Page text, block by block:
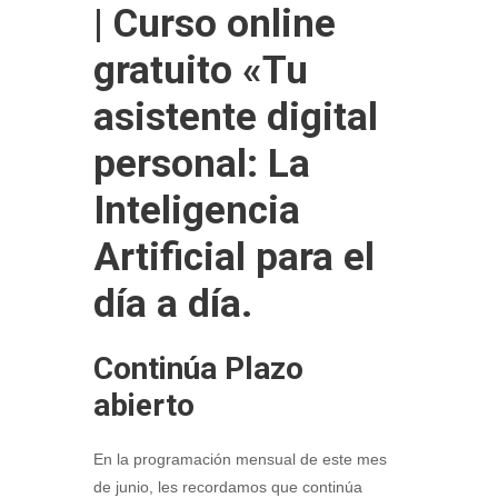
| Curso online
gratuito «Tu
asistente digital
personal: La
Inteligencia
Artificial para el
día a día.
Continúa Plazo
abierto
En la programación mensual de este mes
de junio, les recordamos que continúa